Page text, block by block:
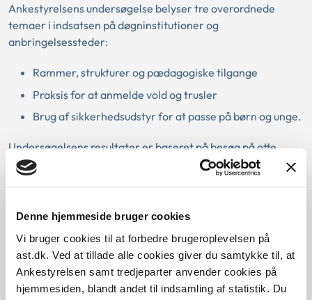
Denne hjemmeside bruger cookies
Vi bruger cookies til at forbedre brugeroplevelsen på
ast.dk. Ved at tillade alle cookies giver du samtykke til, at
Ankestyrelsen samt tredjeparter anvender cookies på
hjemmesiden, blandt andet til indsamling af statistik. Du
Ankestyrelsens undersøgelse belyser tre overordnede
temaer i indsatsen på døgninstitutioner og
anbringelsessteder:
Rammer, strukturer og pædagogiske tilgange
Praksis for at anmelde vold og trusler
Brug af sikkerhedsudstyr for at passe på børn og unge.
Undersøgelsens resultater er baseret på besøg på otte
anbringelsessteder, hvor vi har interviewet unge,
medarbejdere og ledere. Anbringelsesstederne er udvalgt,
Derudover har vi interviewet medarbejdere fra fire af
anbringelsesstederne.
Hent publikationen